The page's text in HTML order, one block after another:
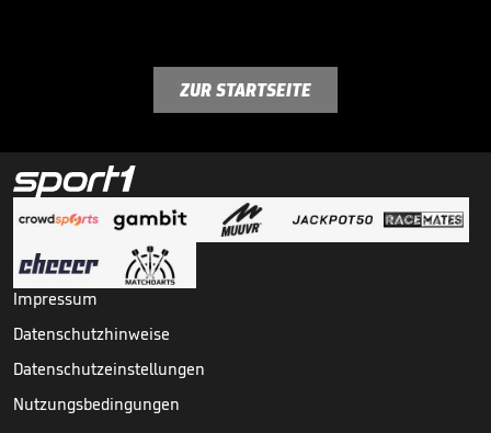
ZUR STARTSEITE
Impressum
Datenschutzhinweise
Datenschutzeinstellungen
Nutzungsbedingungen